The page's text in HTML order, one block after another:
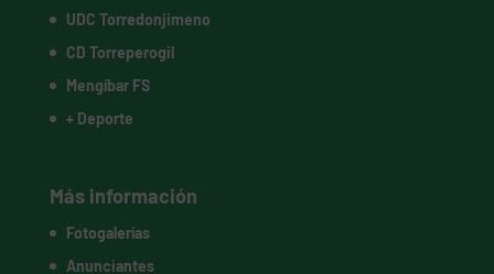
UDC Torredonjimeno
CD Torreperogil
Mengíbar FS
+ Deporte
Más información
Fotogalerías
Anunciantes